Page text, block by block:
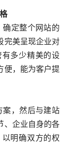
定整个网站的
完美呈现企业对
多少精美的设
便，能为客户提
、企业自身的各
明确双方的权